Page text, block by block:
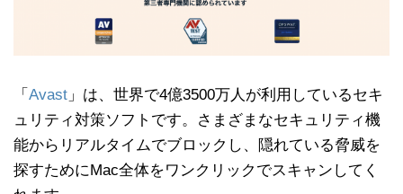
「 Avast 」は、世界で4億3500万人が利用しているセキ
ュリティ対策ソフトです。さまざまなセキュリティ機
能からリアルタイムでブロックし、隠れている脅威を
探すためにMac全体をワンクリックでスキャンしてく